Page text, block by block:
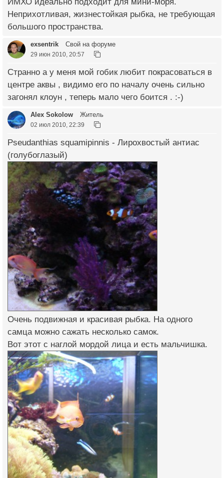
Неприхотливая, жизнестойкая рыбка, не требующая
большого пространства.
exsentrik Свой на форуме
29 июн 2010, 20:57
Странно а у меня мой гобик любит покрасоваться в
центре аквы , видимо его по началу очень сильно
загонял клоун , теперь мало чего боится . :-)
Alex Sokolow Житель
02 июл 2010, 22:39
Pseudanthias squamipinnis - Лирохвостый антиас
(голубоглазый)
Очень подвижная и красивая рыбка. На одного
самца можно сажать несколько самок.
Вот этот с наглой мордой лица и есть мальчишка.